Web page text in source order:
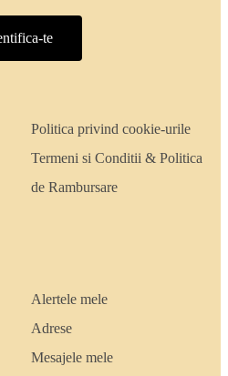
te
Politica privind cookie-urile
Termeni si Conditii & Politica
de Rambursare
Alertele mele
Adrese
Mesajele mele